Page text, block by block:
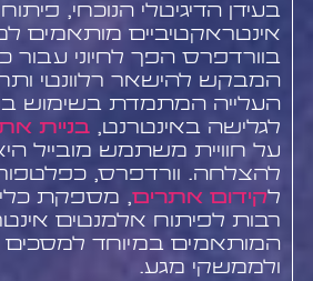
בעידן הדיגיטלי הנוכחי,
אינטראקטיביים מותאמים
בוורדפרס הפך לחיוני
המבקש להישאר רלוונטי
העלייה המתמדת בשימוש
לגלישה באינטרנט, בניית
על חוויית משתמש מובייל
להצלחה. וורדפרס,
לקידום אתרים, מספקת
רבות לפיתוח אלמנטים
המותאמים במיוחד למסכים
ולממשקי מגע.